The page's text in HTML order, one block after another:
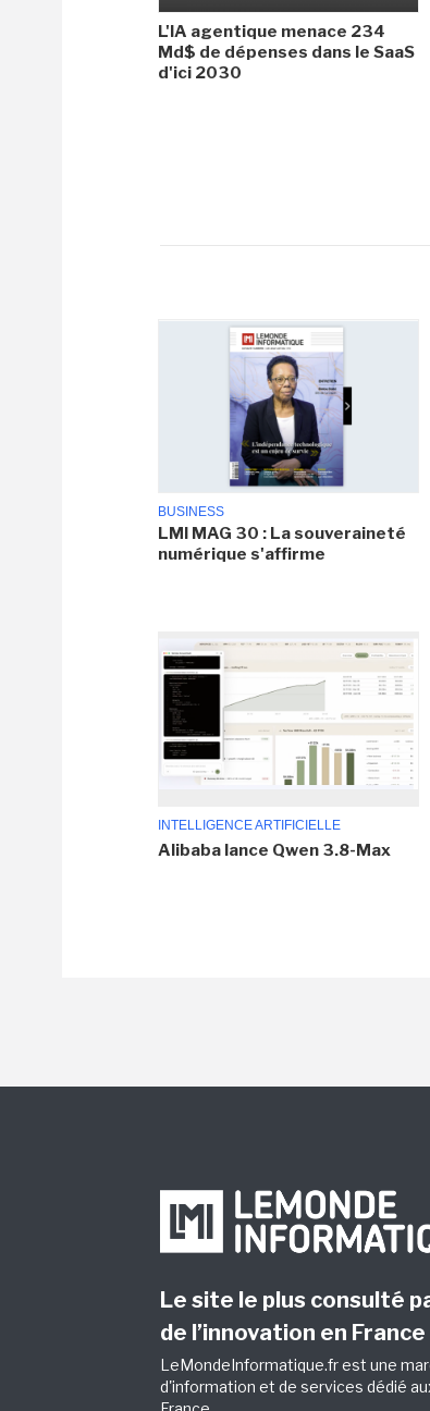
L'IA agentique menace 234
Md$ de dépenses dans le SaaS
d'ici 2030
BUSINESS
LMI MAG 30 : La souveraineté
numérique s'affirme
INTELLIGENCE ARTIFICIELLE
Alibaba lance Qwen 3.8-Max
Le site le plus consulté
de l’innovation en France
LeMondeInformatique.fr est une
d'information et de services dédié